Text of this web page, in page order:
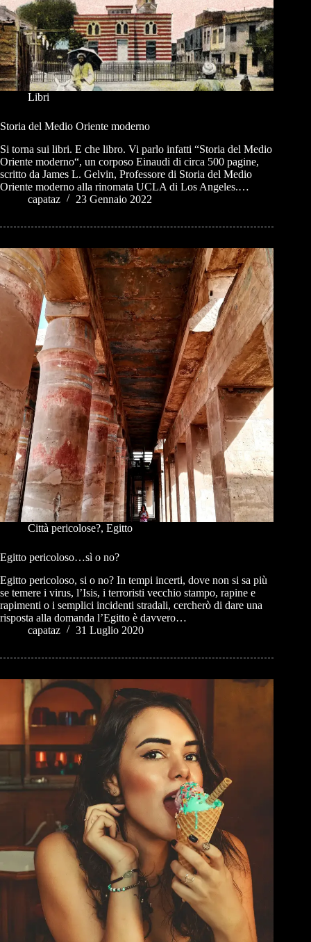
Libri
Storia del Medio Oriente moderno
Si torna sui libri. E che libro. Vi parlo infatti “Storia del Medio
Oriente moderno“, un corposo Einaudi di circa 500 pagine,
scritto da James L. Gelvin, Professore di Storia del Medio
Oriente moderno alla rinomata UCLA di Los Angeles.…
capataz
23 Gennaio 2022
Città pericolose?, Egitto
Egitto pericoloso…sì o no?
Egitto pericoloso, si o no? In tempi incerti, dove non si sa più
se temere i virus, l’Isis, i terroristi vecchio stampo, rapine e
rapimenti o i semplici incidenti stradali, cercherò di dare una
risposta alla domanda l’Egitto è davvero…
capataz
31 Luglio 2020